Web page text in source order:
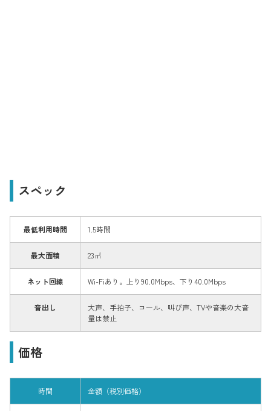
スペック
最低利用時間 1.5時間
最大面積 23㎡
ネット回線 Wi-Fiあり。上り90.0Mbps、下り40.0Mbps
音出し
大声、手拍子、コール、叫び声、TVや音楽の大音
量は禁止
価格
時間 金額（税別価格）